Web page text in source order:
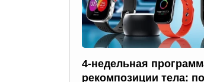
4-недельная
рекомпозиции тела: